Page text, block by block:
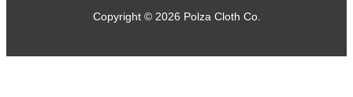
Copyright © 2026 Polza Cloth Co.